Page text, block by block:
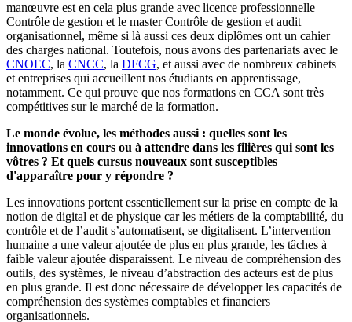
manœuvre est en cela plus grande avec licence professionnelle
Contrôle de gestion et le master Contrôle de gestion et audit
organisationnel, même si là aussi ces deux diplômes ont un cahier
des charges national. Toutefois, nous avons des partenariats avec le
CNOEC, la CNCC, la DFCG, et aussi avec de nombreux cabinets
et entreprises qui accueillent nos étudiants en apprentissage,
notamment. Ce qui prouve que nos formations en CCA sont très
compétitives sur le marché de la formation.
Le monde évolue, les méthodes aussi : quelles sont les
innovations en cours ou à attendre dans les filières qui sont les
vôtres ? Et quels cursus nouveaux sont susceptibles
d'apparaître pour y répondre ?
Les innovations portent essentiellement sur la prise en compte de la
notion de digital et de physique car les métiers de la comptabilité, du
contrôle et de l’audit s’automatisent, se digitalisent. L’intervention
humaine a une valeur ajoutée de plus en plus grande, les tâches à
faible valeur ajoutée disparaissent. Le niveau de compréhension des
outils, des systèmes, le niveau d’abstraction des acteurs est de plus
en plus grande. Il est donc nécessaire de développer les capacités de
compréhension des systèmes comptables et financiers
organisationnels.